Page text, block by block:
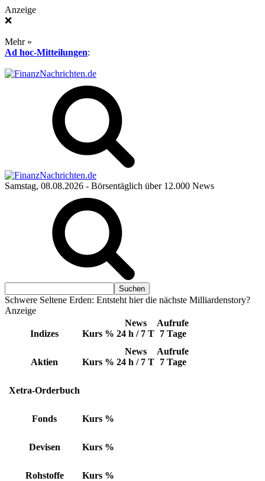
Anzeige
❌
Mehr »
Ad hoc-Mitteilungen:
Samstag, 08.08.2026 - Börsentäglich über 12.000 News
Schwere Seltene Erden: Entsteht hier die nächste Milliardenstory?
Anzeige
Indizes Kurs %
News
24 h / 7 T
Aufrufe
7 Tage
Aktien Kurs %
News
24 h / 7 T
Aufrufe
7 Tage
Xetra-Orderbuch
Fonds Kurs %
Devisen Kurs %
Rohstoffe Kurs %